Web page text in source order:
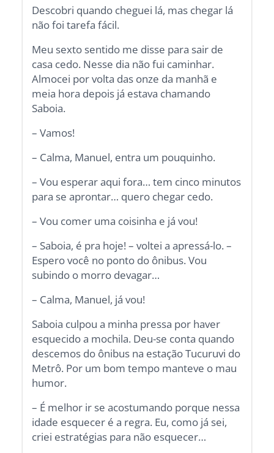
Descobri quando cheguei lá, mas chegar lá
não foi tarefa fácil.
Meu sexto sentido me disse para sair de
casa cedo. Nesse dia não fui caminhar.
Almocei por volta das onze da manhã e
meia hora depois já estava chamando
Saboia.
– Vamos!
– Calma, Manuel, entra um pouquinho.
– Vou esperar aqui fora… tem cinco minutos
para se aprontar… quero chegar cedo.
– Vou comer uma coisinha e já vou!
– Saboia, é pra hoje! – voltei a apressá-lo. –
Espero você no ponto do ônibus. Vou
subindo o morro devagar…
– Calma, Manuel, já vou!
Saboia culpou a minha pressa por haver
esquecido a mochila. Deu-se conta quando
descemos do ônibus na estação Tucuruvi do
Metrô. Por um bom tempo manteve o mau
humor.
– É melhor ir se acostumando porque nessa
idade esquecer é a regra. Eu, como já sei,
criei estratégias para não esquecer…